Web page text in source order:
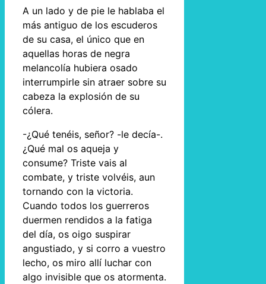
A un lado y de pie le hablaba el
más antiguo de los escuderos
de su casa, el único que en
aquellas horas de negra
melancolía hubiera osado
interrumpirle sin atraer sobre su
cabeza la explosión de su
cólera.
-¿Qué tenéis, señor? -le decía-.
¿Qué mal os aqueja y
consume? Triste vais al
combate, y triste volvéis, aun
tornando con la victoria.
Cuando todos los guerreros
duermen rendidos a la fatiga
del día, os oigo suspirar
angustiado, y si corro a vuestro
lecho, os miro allí luchar con
algo invisible que os atormenta.